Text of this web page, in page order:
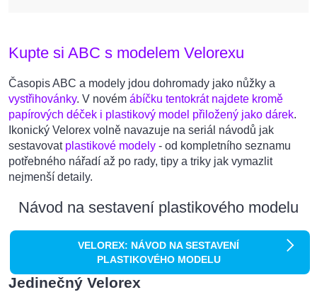
Kupte si ABC s modelem Velorexu
Časopis ABC a modely jdou dohromady jako nůžky a
vystřihovánky. V novém ábíčku tentokrát najdete kromě
papírových déček i plastikový model přiložený jako dárek.
Ikonický Velorex volně navazuje na seriál návodů jak
sestavovat plastikové modely - od kompletního seznamu
potřebného nářadí až po rady, tipy a triky jak vymazlit
nejmenší detaily.
Návod na sestavení plastikového modelu
VELOREX: NÁVOD NA SESTAVENÍ
PLASTIKOVÉHO MODELU
Jedinečný Velorex